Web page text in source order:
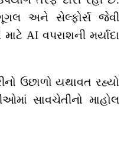
અને સેલ્ફોર્સ જેવી
AI વપરાશની મર્યાદા
ઉછાળો યથાવત રહ્યો
સાવચેતીનો માહોલ